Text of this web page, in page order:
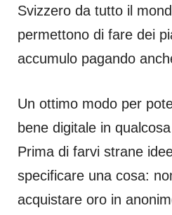
Svizzero da tutto il
permettono di fare dei
accumulo pagando
Un ottimo modo per
bene digitale in
Prima di farvi strane
specificare una cosa:
acquistare oro in